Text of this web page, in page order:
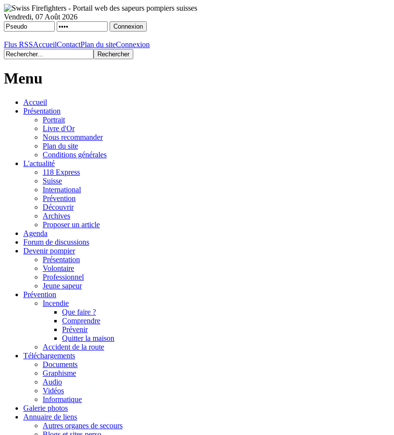
Vendredi, 07 Août 2026
Flus RSSAccueilContactPlan du siteConnexion
Menu
Accueil
Présentation
Portrait
Livre d'Or
Nous recommander
Plan du site
Conditions générales
L'actualité
118 Express
Suisse
International
Prévention
Découvrir
Archives
Proposer un article
Agenda
Forum de discussions
Devenir pompier
Présentation
Volontaire
Professionnel
Jeune sapeur
Prévention
Incendie
Que faire ?
Comprendre
Prévenir
Quitter la maison
Accident de la route
Téléchargements
Documents
Graphisme
Audio
Vidéos
Informatique
Galerie photos
Annuaire de liens
Autres organes de secours